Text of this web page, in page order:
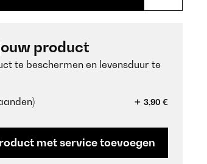
product
te beschermen en levensduur te
3,90 €
met service toevoegen